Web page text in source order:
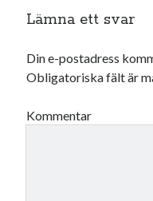
Lämna ett svar
Din e-postadress
Obligatoriska fält är
Kommentar